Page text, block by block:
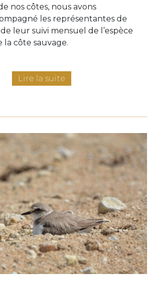
nos côtes, nous avons
les représentantes de
de leur suivi mensuel de l’espèce
la côte sauvage.
Lire la suite